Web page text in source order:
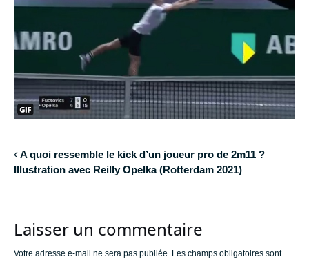
A quoi ressemble le kick d’un joueur pro de 2m11 ?
Illustration avec Reilly Opelka (Rotterdam 2021)
Laisser un commentaire
Votre adresse e-mail ne sera pas publiée. Les champs obligatoires sont